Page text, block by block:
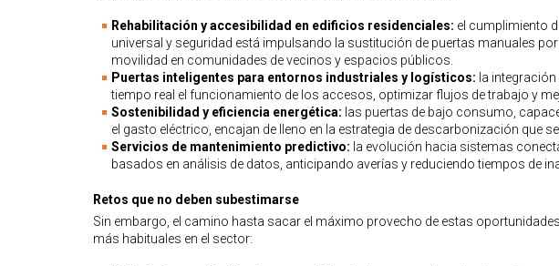
Rehabilitación y accesibilidad en edificios residenciales: el cumplimiento
universal y seguridad está impulsando la sustitución de puertas manuales
movilidad en comunidades de vecinos y espacios públicos.
Puertas inteligentes para entornos industriales y logísticos: la
tiempo real el funcionamiento de los accesos, optimizar flujos de trabajo y
Sostenibilidad y eficiencia energética: las puertas de bajo consumo,
el gasto eléctrico, encajan de lleno en la estrategia de descarbonización que
Servicios de mantenimiento predictivo: la evolución hacia sistemas
basados en análisis de datos, anticipando averías y reduciendo tiempos de
Retos que no deben subestimarse
Sin embargo, el camino hasta sacar el máximo provecho de estas
más habituales en el sector: